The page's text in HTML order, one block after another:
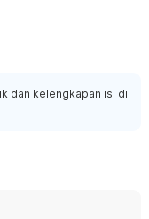
dan kelengkapan isi di